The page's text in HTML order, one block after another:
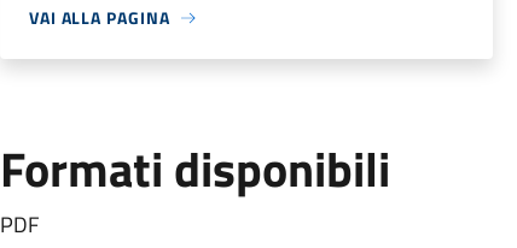
VAI ALLA PAGINA
Formati disponibili
PDF